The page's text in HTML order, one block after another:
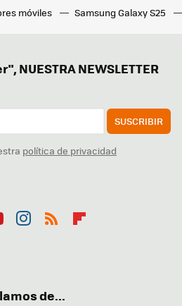
móviles Samsung Galaxy S25
NUESTRA NEWSLETTER
SUSCRIBIR
política de privacidad
de...